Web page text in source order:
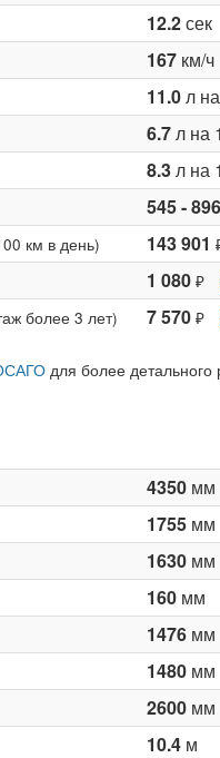
12.2сек
167км/ч
11.0л
6.7л на
8.3л на
545 - 896
км в день) 143 901
1 080 ₽
более 3 лет) 7 570 ₽
для более детального
4350мм
1755мм
1630мм
160мм
1476мм
1480мм
2600мм
10.4м